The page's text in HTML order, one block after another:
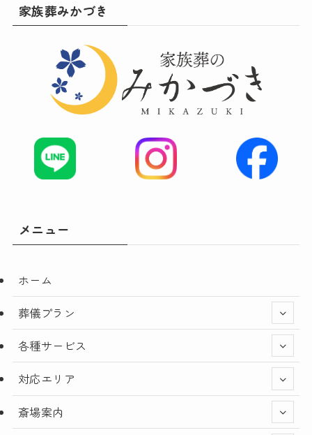
家族葬みかづき
メニュー
ホーム
葬儀プラン
各種サービス
対応エリア
斎場案内